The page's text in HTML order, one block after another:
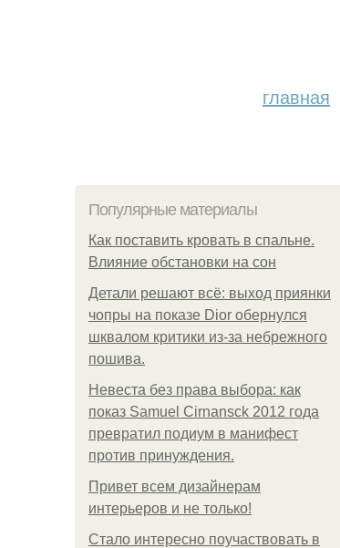
главная
Популярные материалы
Как поставить кровать в спальне.
Влияние обстановки на сон
Детали решают всё: выход приянки
чопры на показе Dior обернулся
шквалом критики из-за небрежного
пошива.
Невеста без права выбора: как
показ Samuel Cirnansck 2012 года
превратил подиум в манифест
против принуждения.
Привет всем дизайнерам
интерьеров и не только!
Стало интересно поучаствовать в